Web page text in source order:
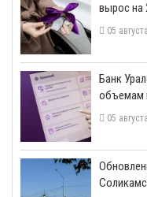
вырос на
05
​Банк
объемам
05